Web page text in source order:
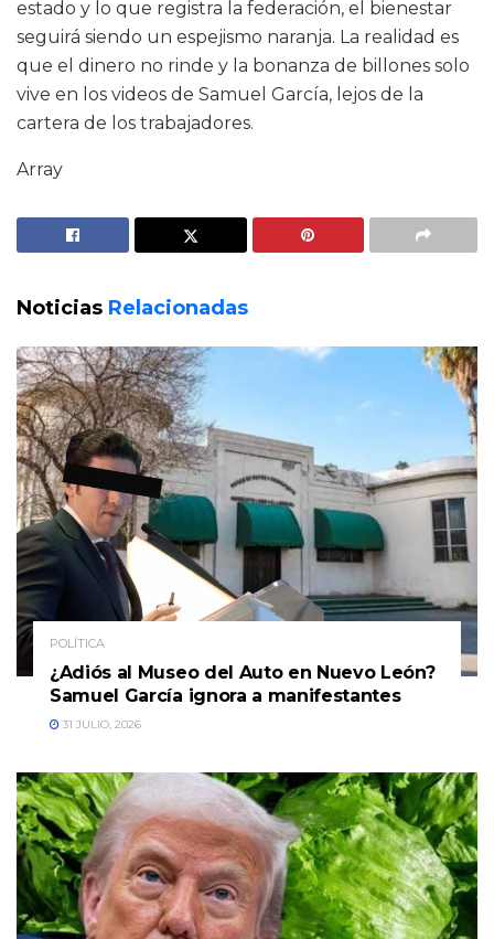
estado y lo que registra la federación, el bienestar
seguirá siendo un espejismo naranja. La realidad es
que el dinero no rinde y la bonanza de billones solo
vive en los videos de Samuel García, lejos de la
cartera de los trabajadores.
Array
Noticias Relacionadas
POLÍTICA
¿Adiós al Museo del Auto en Nuevo León?
Samuel García ignora a manifestantes
31 JULIO, 2026